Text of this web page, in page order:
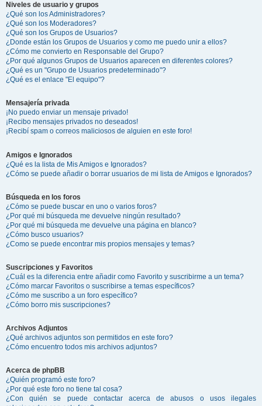
Niveles de usuario y grupos
¿Qué son los Administradores?
¿Qué son los Moderadores?
¿Qué son los Grupos de Usuarios?
¿Donde están los Grupos de Usuarios y como me puedo unir a ellos?
¿Cómo me convierto en Responsable del Grupo?
¿Por qué algunos Grupos de Usuarios aparecen en diferentes colores?
¿Qué es un "Grupo de Usuarios predeterminado"?
¿Qué es el enlace "El equipo"?
Mensajería privada
¡No puedo enviar un mensaje privado!
¡Recibo mensajes privados no deseados!
¡Recibí spam o correos maliciosos de alguien en este foro!
Amigos e Ignorados
¿Qué es la lista de Mis Amigos e Ignorados?
¿Cómo se puede añadir o borrar usuarios de mi lista de Amigos e Ignorados?
Búsqueda en los foros
¿Cómo se puede buscar en uno o varios foros?
¿Por qué mi búsqueda me devuelve ningún resultado?
¿Por qué mi búsqueda me devuelve una página en blanco?
¿Cómo busco usuarios?
¿Como se puede encontrar mis propios mensajes y temas?
Suscripciones y Favoritos
¿Cuál es la diferencia entre añadir como Favorito y suscribirme a un tema?
¿Cómo marcar Favoritos o suscribirse a temas específicos?
¿Cómo me suscribo a un foro específico?
¿Cómo borro mis suscripciones?
Archivos Adjuntos
¿Qué archivos adjuntos son permitidos en este foro?
¿Cómo encuentro todos mis archivos adjuntos?
Acerca de phpBB
¿Quién programó este foro?
¿Por qué este foro no tiene tal cosa?
¿Con quién se puede contactar acerca de abusos o usos ilegales